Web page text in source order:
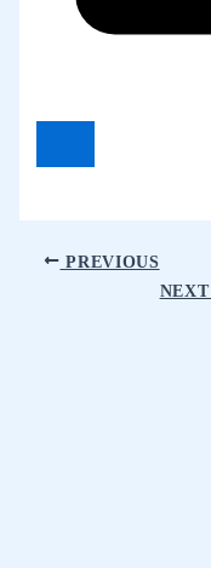
PREVIOUS
NEXT